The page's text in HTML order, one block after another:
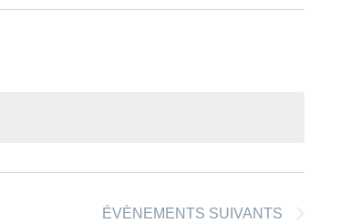
ÉVÈNEMENTS SUIVANTS